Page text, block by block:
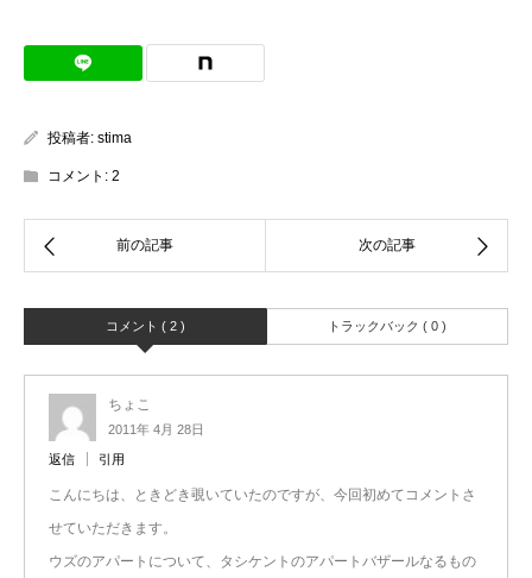
投稿者: stima
コメント: 2
コメント ( 2 ) トラックバック ( 0 )
ちょこ
2011年 4月 28日
返信 引用
こんにちは、ときどき覗いていたのですが、今回初めてコメントさ
せていただきます。
ウズのアパートについて、タシケントのアパートバザールなるもの